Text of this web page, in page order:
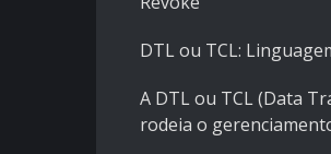
DTL ou TCL:
A DTL ou TCL (Data
rodeia o